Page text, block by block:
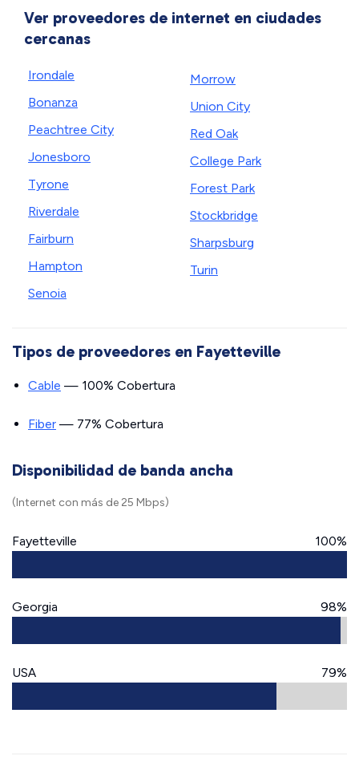
Ver proveedores de internet en ciudades
cercanas
Irondale
Bonanza
Peachtree City
Jonesboro
Tyrone
Riverdale
Fairburn
Hampton
Senoia
Morrow
Union City
Red Oak
College Park
Forest Park
Stockbridge
Sharpsburg
Turin
Tipos de proveedores en Fayetteville
Cable — 100% Cobertura
Fiber — 77% Cobertura
Disponibilidad de banda ancha
(Internet con más de 25 Mbps)
Fayetteville 100%
Georgia 98%
USA 79%